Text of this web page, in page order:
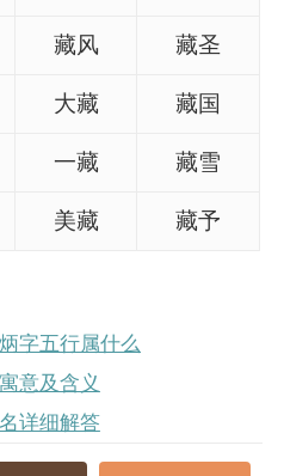
藏风 藏圣
大藏 藏国
一藏 藏雪
美藏 藏予
字五行属什么
意及含义
详细解答